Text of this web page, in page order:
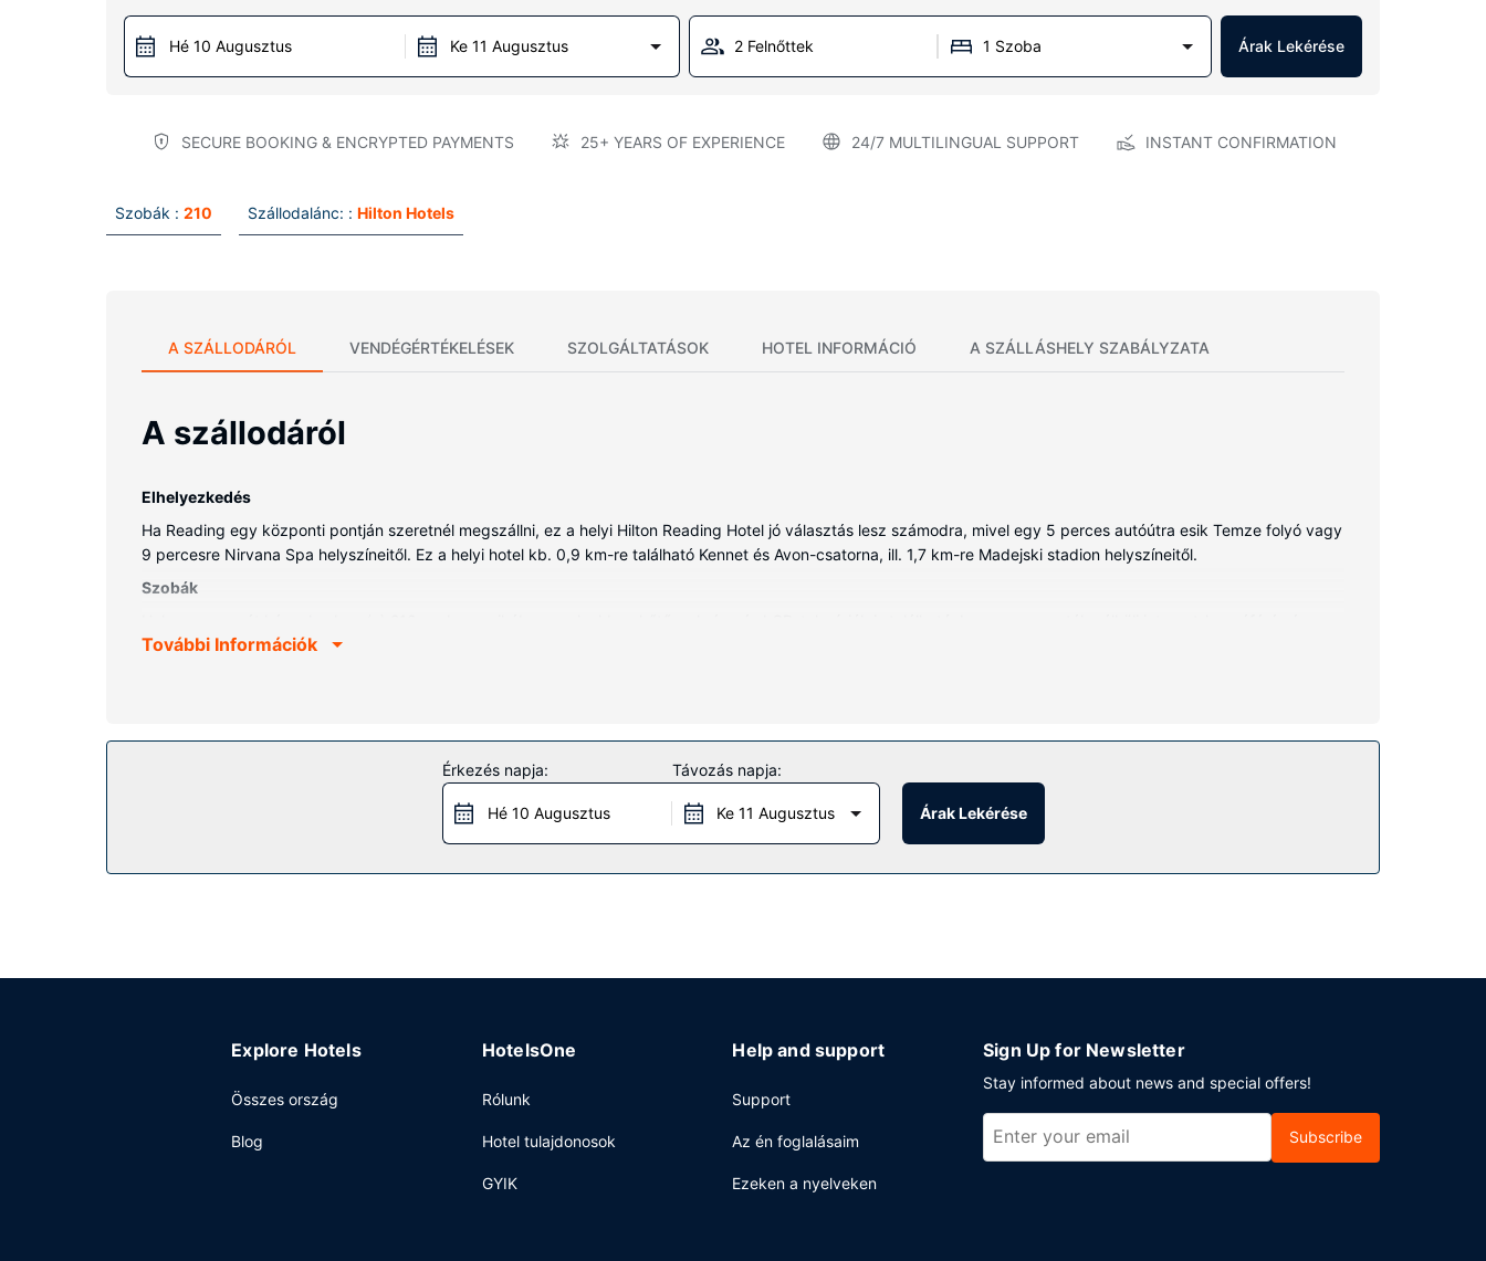
Hé 10 Augusztus Ke 11 Augusztus 2 Felnőttek 1 Szoba Árak Lekérése
SECURE BOOKING & ENCRYPTED PAYMENTS 25+ YEARS OF EXPERIENCE 24/7 MULTILINGUAL SUPPORT INSTANT CONFIRMATION
Szobák : 210 Szállodalánc: : Hilton Hotels
A SZÁLLODÁRÓL VENDÉGÉRTÉKELÉSEK SZOLGÁLTATÁSOK HOTEL INFORMÁCIÓ A SZÁLLÁSHELY SZABÁLYZATA
A szállodáról
Elhelyezkedés
Ha Reading egy központi pontján szeretnél megszállni, ez a helyi Hilton Reading Hotel jó választás lesz számodra, mivel egy 5 perces autóútra esik Temze folyó vagy
9 percesre Nirvana Spa helyszíneitől. Ez a helyi hotel kb. 0,9 km-re található Kennet és Avon-csatorna, ill. 1,7 km-re Madejski stadion helyszíneitől.
Szobák
televíziókon nézhető kábelcsatornák kínálata mind a vendégek kikapcsolódását szolgálja. A(z) privát fürdőszoba (kizárólag azok, melyekben van zuhanyzó/kád
Élvezze ki a szálláshely kínálta szabadidős létesítményeket és szolgáltatásokat, mint például a(z) beltéri medence, a(z) szauna, vagy a(z) fitneszlétesítmény. A hotel
kiegészítő szolgáltatásai között szerepelnek a következők: ingyenes wifihozzáférés, concierge szolgálat és esküvői szolgáltatás.
Próbálj ki valamit a helyi étterem menüjéről vagy a kávézó snackjei közül. hotel azokra is gondol, akik a szobájukban étkeznének: 24 órás szobaszerviz. A szálláshely
területén található bár/társalgó finomabbnál is finomabb italokkal várja a vendégeket. Svédasztalos kínálat reggelit szolgálnak fel hétköznapokon 6:00 és 9:30
További Információk
Érkezés napja:
Hé 10 Augusztus
Távozás napja:
Ke 11 Augusztus Árak Lekérése
Explore Hotels
Összes ország
Blog
HotelsOne
Rólunk
Hotel tulajdonosok
GYIK
Help and support
Support
Az én foglalásaim
Ezeken a nyelveken
Sign Up for Newsletter
Stay informed about news and special offers!
Subscribe